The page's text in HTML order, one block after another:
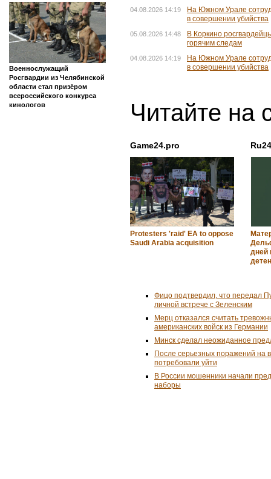
Военнослужащий
Росгвардии из Челябинской
области стал призёром
всероссийского конкурса
кинологов
04.08.2026 14:19
На Южном Урале
в совершении убийства
05.08.2026 14:48
В Коркино
горячим следам
04.08.2026 14:19
На Южном Урале
в совершении убийства
Читайте на
Game24.pro
Protesters 'raid' EA to oppose
Saudi Arabia acquisition
дней
Фицо подтвердил, что передал
личной встрече с Зеленским
Мерц отказался считать
американских войск из Германии
Минск сделал неожиданное
После серьезных поражений на
потребовали уйти
В России мошенники начали
наборы